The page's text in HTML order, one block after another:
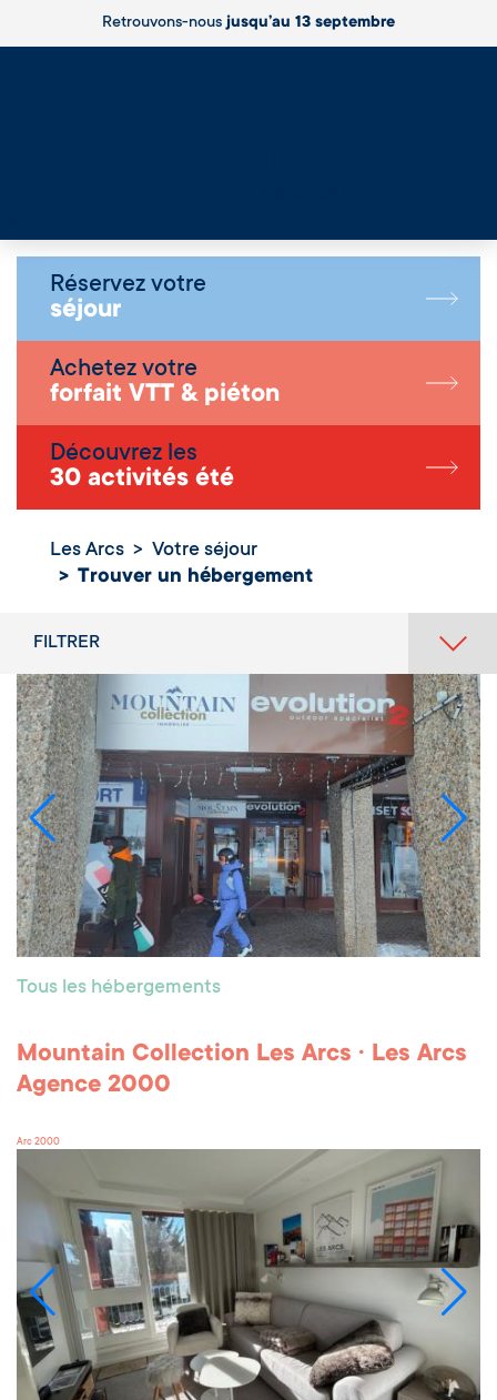
Retrouvons-nousjusqu’au 13 septembre
Réservez votre
séjour
Achetez votre
forfait VTT & piéton
Découvrez les
30 activités été
Les Arcs
Votre séjour
Trouver un hébergement
FILTRER
Tous les hébergements
Mountain Collection Les Arcs · Les Arcs
Agence 2000
Arc 2000